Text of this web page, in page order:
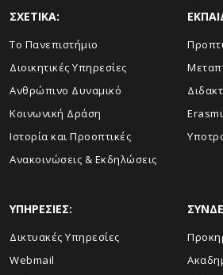
ΣΧΕΤΙΚΑ:
Το Πανεπιστήμιο
Διοικητικές Υπηρεσίες
Ανθρώπινο Δυναμικό
Κοινωνική Δράση
Ιστορία και Προοπτικές
Aνακοινώσεις & Εκδηλώσεις
ΥΠΗΡΕΣΙΕΣ:
Δικτυακές Υπηρεσίες
Webmail